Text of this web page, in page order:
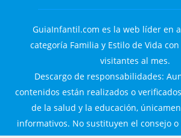
GuiaInfantil.com es la web líder en
categoría Familia y Estilo de Vida
visitantes al mes.
Descargo de responsabilidades:
contenidos están realizados o
de la salud y la educación,
informativos. No sustituyen el consejo